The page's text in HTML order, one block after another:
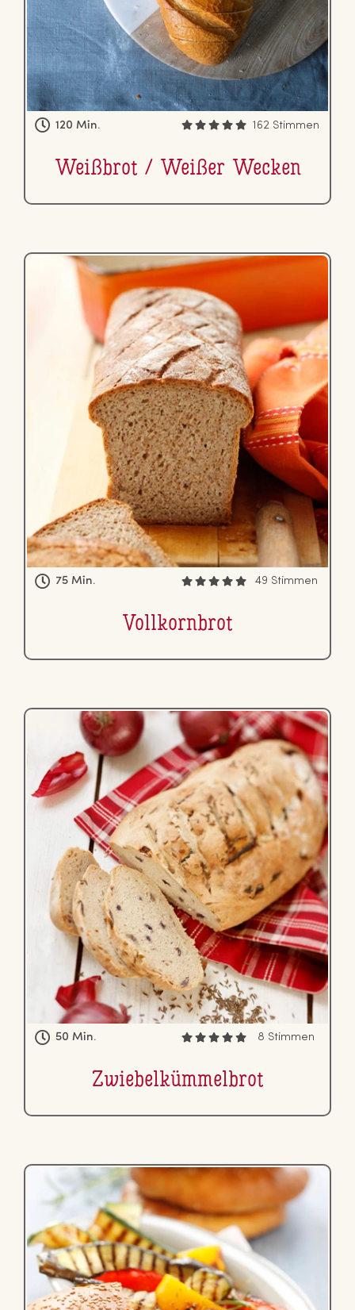
120 Min. 162 Stimmen
Weißbrot / Weißer Wecken
75 Min. 49 Stimmen
Voll­korn­brot
50 Min. 8 Stimmen
Zwie­bel­küm­mel­brot